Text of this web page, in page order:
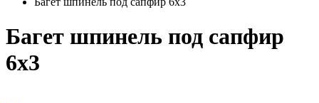
Багет шпинель под сапфир
6х3